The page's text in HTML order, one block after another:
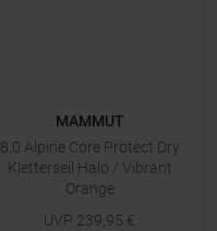
MAMMUT
8.0 Alpine Core Protect Dry
Kletterseil Halo / Vibrant
Orange
UVP 239,95 €